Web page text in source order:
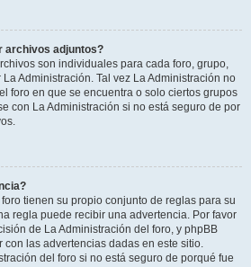
archivos adjuntos?
son individuales para cada foro, grupo,
Administración. Tal vez La Administración no
foro en que se encuentra o solo ciertos grupos
con La Administración si no está seguro de por
tienen su propio conjunto de reglas para su
regla puede recibir una advertencia. Por favor
de La Administración del foro, y phpBB
las advertencias dadas en este sitio.
del foro si no está seguro de porqué fue